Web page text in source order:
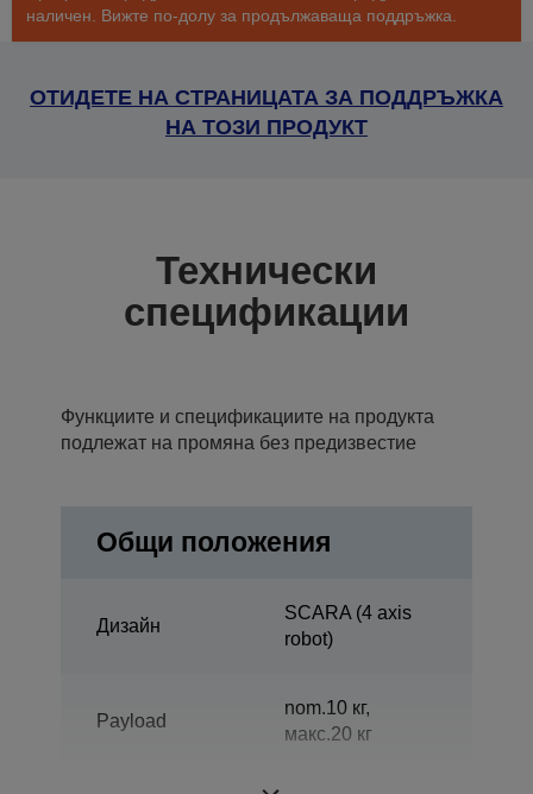
наличен. Вижте по-долу за продължаваща поддръжка.
ОТИДЕТЕ НА СТРАНИЦАТА ЗА ПОДДРЪЖКА
НА ТОЗИ ПРОДУКТ
Технически
спецификации
Функциите и спецификациите на продукта
подлежат на промяна без предизвестие
Общи положения
Дизайн
SCARA (4 axis
robot)
Payload
nom.10 кг,
макс.20 кг